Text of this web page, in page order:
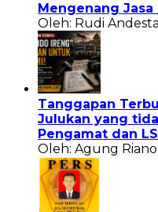
Mengenang
Oleh: Rudi Andesta
Tanggapan
Julukan yang
Pengamat dan
Oleh: Agung